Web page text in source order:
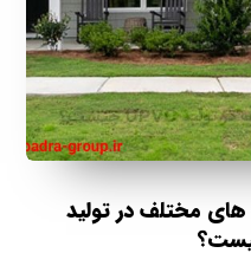
مختلف در تولید